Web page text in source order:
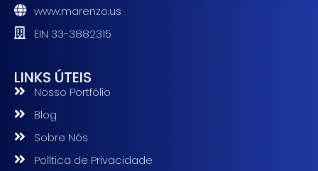
www.marenzo.us
EIN 33-3882315
LINKS ÚTEIS
Nosso Portfólio
Blog
Sobre Nós
Política de Privacidade